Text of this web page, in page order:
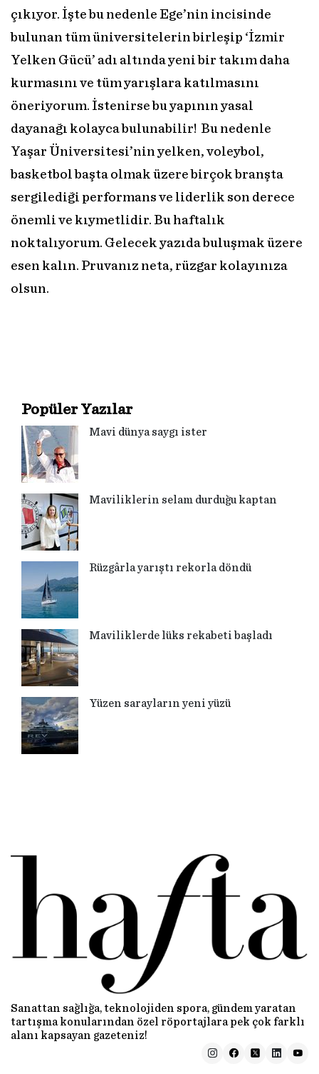
çıkıyor. İşte bu nedenle Ege’nin incisinde
bulunan tüm üniversitelerin birleşip ‘İzmir
Yelken Gücü’ adı altında yeni bir takım daha
kurmasını ve tüm yarışlara katılmasını
öneriyorum. İstenirse bu yapının yasal
dayanağı kolayca bulunabilir! Bu nedenle
Yaşar Üniversitesi’nin yelken, voleybol,
basketbol başta olmak üzere birçok branşta
sergilediği performans ve liderlik son derece
önemli ve kıymetlidir. Bu haftalık
noktalıyorum. Gelecek yazıda buluşmak üzere
esen kalın. Pruvanız neta, rüzgar kolayınıza
olsun.
Popüler Yazılar
Mavi dünya saygı ister
Maviliklerin selam durduğu kaptan
Rüzgârla yarıştı rekorla döndü
Maviliklerde lüks rekabeti başladı
Yüzen sarayların yeni yüzü
Sanattan sağlığa, teknolojiden spora, gündem yaratan
tartışma konularından özel röportajlara pek çok farklı
alanı kapsayan gazeteniz!